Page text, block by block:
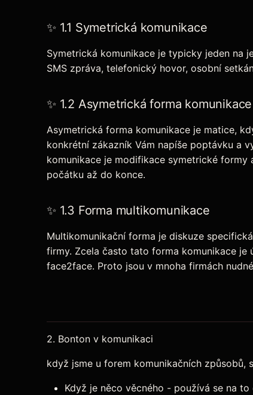
✨ 1.1 Symetrická komunikace
Symetrická komunikace je typicky jeden na
SMS zpráva, telefonický hovor, osobní
✨ 1.2 Asymetrická forma komunikace
Asymetrická forma komunikace je matice,
konkrétní zákazník Vám napíše poptávku a
komunikace je modifikace symetrické
počátku až do konce.
✨ 1.3 Forma multikomunikace
Multikomunikační forma je diskuze
firmy. Zcela často tato forma komunikace je
face2face. Proto jsou v mnoha firmách
2. Bonton v komunikaci
když jsme u forem komunikačních
Když je něco věcného - používá se na to